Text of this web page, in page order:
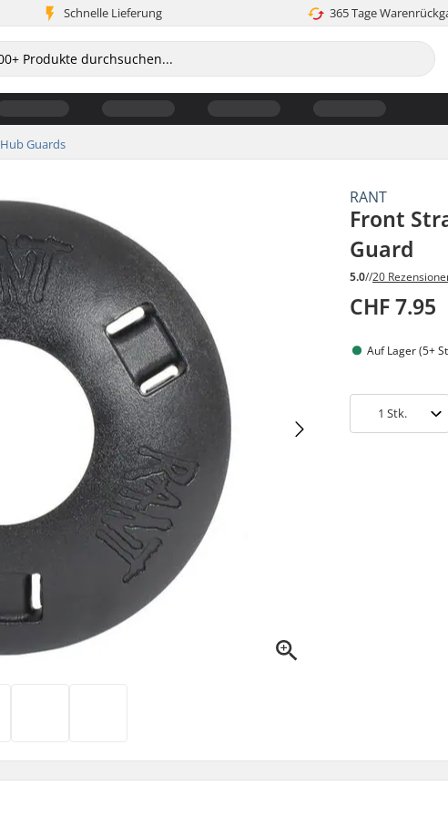
Schnelle Lieferung 365 Tage
Hub Guards
RANT
Front
Guard
5.0//20
CHF 7.95
Auf Lager (5+
1 Stk.